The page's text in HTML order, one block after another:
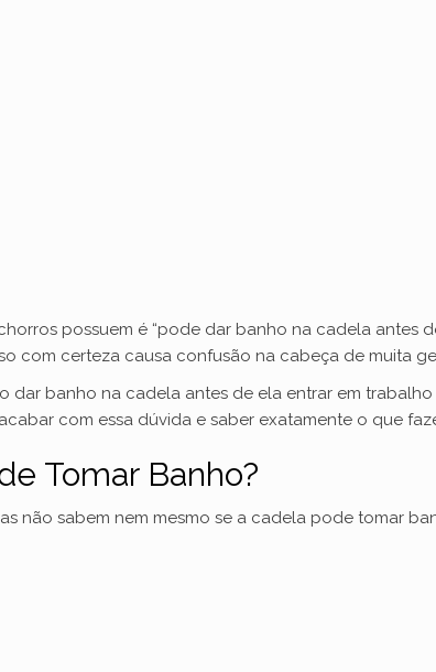
possuem é “pode dar banho na cadela antes
com certeza causa confusão na cabeça de muita
dar banho na cadela antes de ela entrar em
com essa dúvida e saber exatamente o que
Tomar Banho?
não sabem nem mesmo se a cadela pode tomar